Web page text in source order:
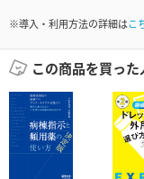
※導入・利用方法の詳細はこ
この商品を買った